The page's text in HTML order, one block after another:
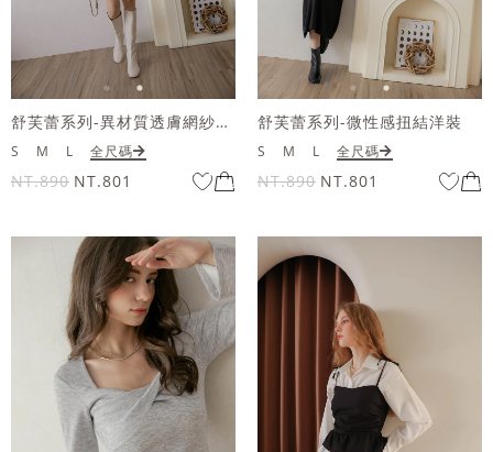
舒芙蕾系列-異材質透膚網紗洋裝
S M L 全尺碼
NT.890 NT.801
舒芙蕾系列-微性感扭結洋裝
S M L 全尺碼
NT.890 NT.801